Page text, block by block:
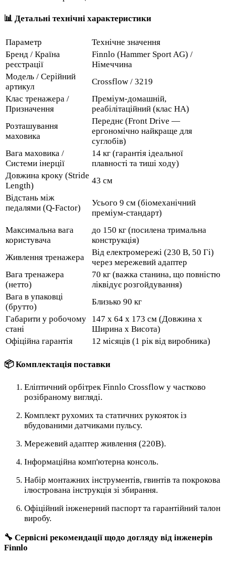
📊 Детальні технічні характеристики
Параметр
Технічне значення
Бренд / Країна
реєстрації
Finnlo (Hammer Sport AG) /
Німеччина
Модель / Серійний
артикул
Crossflow / 3219
Клас тренажера /
Призначення
Преміум-домашній,
реабілітаційний (клас HA)
Розташування
маховика
Переднє (Front Drive —
ергономічно найкраще для
суглобів)
Вага маховика /
Системи інерції
14 кг (гарантія ідеальної
плавності та тиші ходу)
Довжина кроку (Stride
Length)
43 см
Відстань між
педалями (Q-Factor)
Усього 9 см (біомеханічний
преміум-стандарт)
Максимальна вага
користувача
до 150 кг (посилена тримальна
конструкція)
Живлення тренажера
Від електромережі (230 В, 50 Гі)
через мережевий адаптер
Вага тренажера
(нетто)
70 кг (важка станина, що повністю
ліквідує розгойдування)
Вага в упаковці
(брутто)
Близько 90 кг
Габарити у робочому
стані
147 x 64 x 173 см (Довжина х
Ширина х Висота)
Офіційна гарантія
12 місяців (1 рік від виробника)
📦 Комплектація поставки
Еліптичний орбітрек Finnlo Crossflow у частково
розібраному вигляді.
Комплект рухомих та статичних рукояток із
вбудованими датчиками пульсу.
Мережевий адаптер живлення (220В).
Інформаційна комп'ютерна консоль.
Набір монтажних інструментів, гвинтів та покрокова
ілюстрована інструкція зі збирання.
Офіційний інженерний паспорт та гарантійний талон
виробу.
🔧 Сервісні рекомендації щодо догляду від інженерів
Finnlo